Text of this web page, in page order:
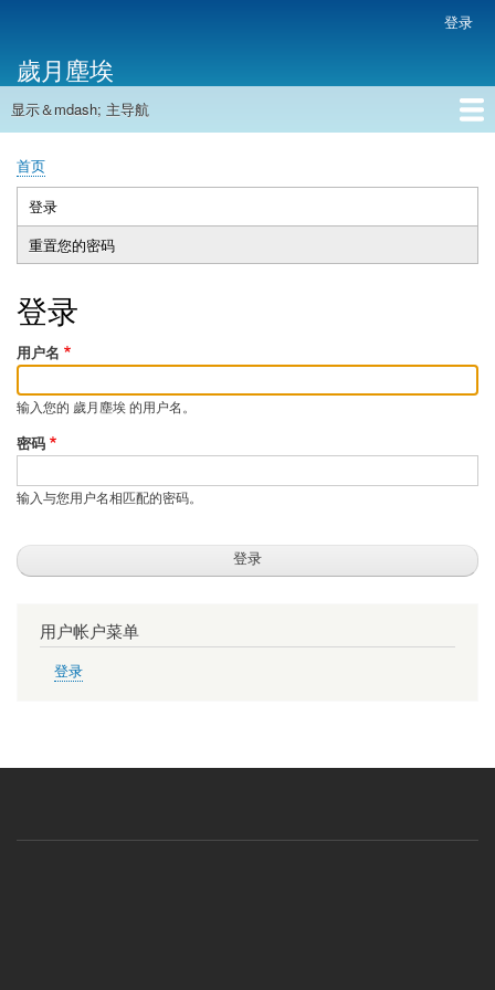
主
内
帐
户
菜
单
登录
歲月塵埃
主
航
显示＆mdash; 主导航
首页
面
包
屑
首页
主
标
登录
动
标
重置您的密码
登录
用户名
输入您的 歲月塵埃 的用户名。
密码
输入与您用户名相匹配的密码。
用户帐户菜单
登录